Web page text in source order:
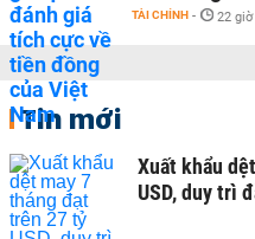
TÀI CHÍNH - 22
Tin mới
Xuất khẩu
USD, duy trì